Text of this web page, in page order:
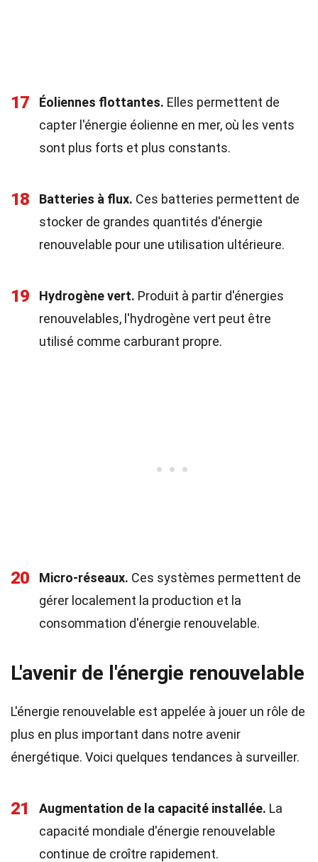
17 Éoliennes flottantes. Elles permettent de
capter l'énergie éolienne en mer, où les vents
sont plus forts et plus constants.
18 Batteries à flux. Ces batteries permettent de
stocker de grandes quantités d'énergie
renouvelable pour une utilisation ultérieure.
19 Hydrogène vert. Produit à partir d'énergies
renouvelables, l'hydrogène vert peut être
utilisé comme carburant propre.
20 Micro-réseaux. Ces systèmes permettent de
gérer localement la production et la
consommation d'énergie renouvelable.
L'avenir de l'énergie renouvelable
L'énergie renouvelable est appelée à jouer un rôle de
plus en plus important dans notre avenir
énergétique. Voici quelques tendances à surveiller.
21 Augmentation de la capacité installée. La
capacité mondiale d'énergie renouvelable
continue de croître rapidement.